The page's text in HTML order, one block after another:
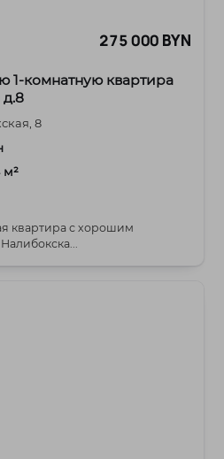
275 000 BYN
1-комнатную квартира
д.8
8
м²
квартира с хорошим